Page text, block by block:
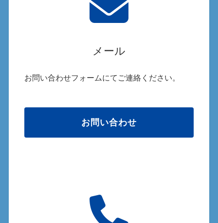
メール
お問い合わせフォームにてご連絡ください。
お問い合わせ